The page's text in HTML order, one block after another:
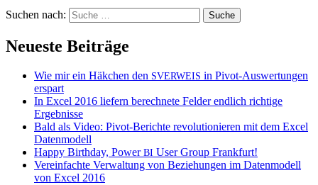
Suchen nach:
Neueste Beiträge
Wie mir ein Häkchen den SVERWEIS in Pivot-Auswertungen
erspart
In Excel 2016 liefern berechnete Felder endlich richtige
Ergebnisse
Bald als Video: Pivot-Berichte revolutionieren mit dem Excel
Datenmodell
Happy Birthday, PowerBI User Group Frankfurt!
Vereinfachte Verwaltung von Beziehungen im Datenmodell
von Excel 2016